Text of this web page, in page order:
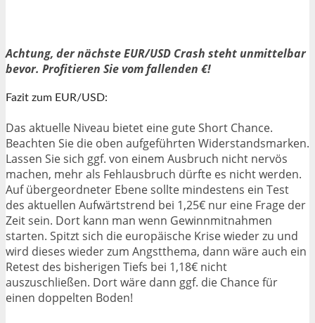
Achtung, der nächste EUR/USD Crash steht unmittelbar
bevor. Profitieren Sie vom fallenden €!
Fazit zum EUR/USD:
Das aktuelle Niveau bietet eine gute Short Chance.
Beachten Sie die oben aufgeführten Widerstandsmarken.
Lassen Sie sich ggf. von einem Ausbruch nicht nervös
machen, mehr als Fehlausbruch dürfte es nicht werden.
Auf übergeordneter Ebene sollte mindestens ein Test
des aktuellen Aufwärtstrend bei 1,25€ nur eine Frage der
Zeit sein. Dort kann man wenn Gewinnmitnahmen
starten. Spitzt sich die europäische Krise wieder zu und
wird dieses wieder zum Angstthema, dann wäre auch ein
Retest des bisherigen Tiefs bei 1,18€ nicht
auszuschließen. Dort wäre dann ggf. die Chance für
einen doppelten Boden!